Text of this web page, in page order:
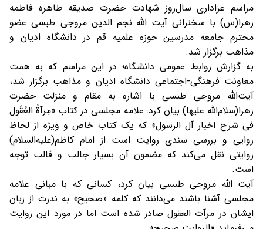
مراسم عزاداری سال‌روز شهادت حضرت صدیقه طاهره فاطمه
زهرا(س) با سخنرانی آیت الله نجم الدین مروجی طبسی عضو
محترم جامعه مدرسین حوزه علمیه قم در دانشگاه ادیان و
مذاهب برگزار شد.
به گزارش روابط عمومی دانشگاه؛ در این مراسم که به همت
معاونت فرهنگی-اجتماعی دانشگاه ادیان و مذاهب برگزار شد،
آیت‌الله مروجی طبسی با اشاره به مقام و منزلت حضرت
زهرا(سلام‌‌الله علیها) بیان کرد: علامه مجلسی در کتاب «مِرآةُ العُقُول
فی شرح اخبار آل الرسول» که یک کتاب خاص و ویژه از لحاظ
روایی و بررسی سندی روایت است از امام کاظم(علیه‌السلام)
روایتی نقل می‌کند که مضمون آن بسیار جالب و قالب توجه
است.
آیت الله مروجی طبسی بیان کرد، کسانی که با مبانی علامه
مجلسی آشنا باشند می‌دانند که کلمه «صحیح» به ندرت از زبان
ایشان در مرآت العقول صادر شده است اما در مورد این روایت